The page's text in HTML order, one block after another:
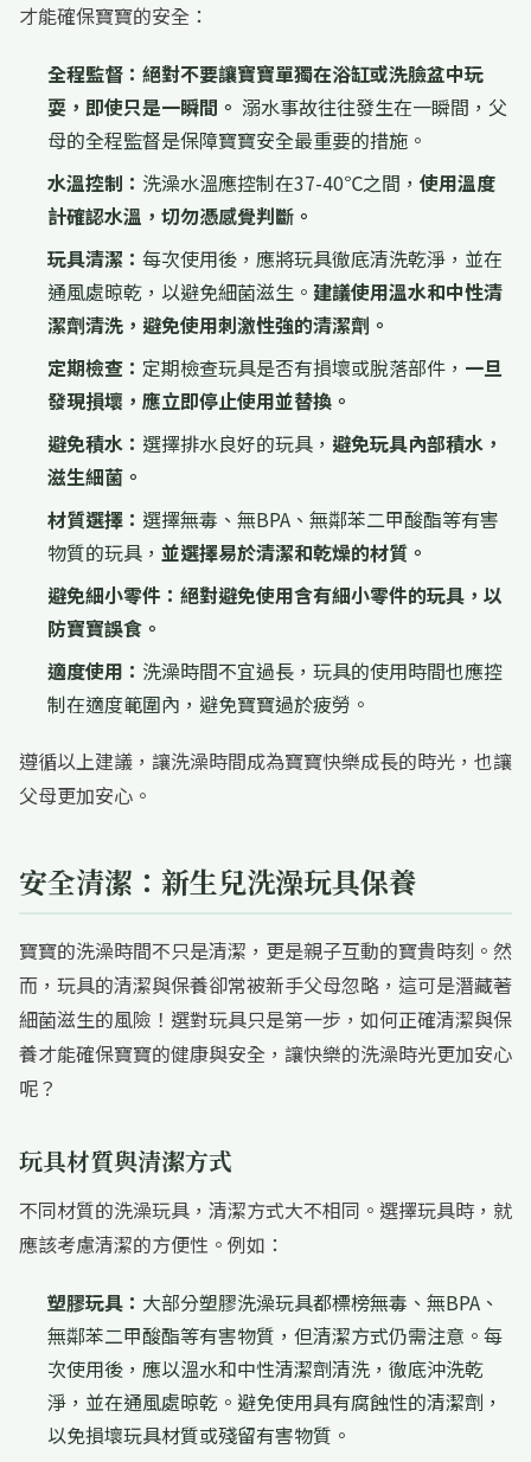
才能確保寶寶的安全：
全程監督： 絕對不要讓寶寶單獨在浴缸或洗臉盆中玩
耍，即使只是一瞬間。 溺水事故往往發生在一瞬間，父
母的全程監督是保障寶寶安全最重要的措施。
水溫控制： 洗澡水溫應控制在37-40℃之間， 使用溫度
計確認水溫，切勿憑感覺判斷。
玩具清潔： 每次使用後，應將玩具徹底清洗乾淨，並在
通風處晾乾，以避免細菌滋生。 建議使用溫水和中性清
潔劑清洗，避免使用刺激性強的清潔劑。
定期檢查： 定期檢查玩具是否有損壞或脫落部件， 一旦
發現損壞，應立即停止使用並替換。
避免積水： 選擇排水良好的玩具， 避免玩具內部積水，
滋生細菌。
材質選擇： 選擇無毒、無BPA、無鄰苯二甲酸酯等有害
物質的玩具， 並選擇易於清潔和乾燥的材質。
避免細小零件： 絕對避免使用含有細小零件的玩具，以
防寶寶誤食。
適度使用： 洗澡時間不宜過長，玩具的使用時間也應控
制在適度範圍內，避免寶寶過於疲勞。
遵循以上建議，讓洗澡時間成為寶寶快樂成長的時光，也讓
父母更加安心。
安全清潔：新生兒洗澡玩具保養
寶寶的洗澡時間不只是清潔，更是親子互動的寶貴時刻。然
而，玩具的清潔與保養卻常被新手父母忽略，這可是潛藏著
細菌滋生的風險！選對玩具只是第一步，如何正確清潔與保
養才能確保寶寶的健康與安全，讓快樂的洗澡時光更加安心
呢？
玩具材質與清潔方式
不同材質的洗澡玩具，清潔方式大不相同。選擇玩具時，就
應該考慮清潔的方便性。例如：
塑膠玩具： 大部分塑膠洗澡玩具都標榜無毒、無BPA、
無鄰苯二甲酸酯等有害物質，但清潔方式仍需注意。每
次使用後，應以溫水和中性清潔劑清洗，徹底沖洗乾
淨，並在通風處晾乾。避免使用具有腐蝕性的清潔劑，
以免損壞玩具材質或殘留有害物質。